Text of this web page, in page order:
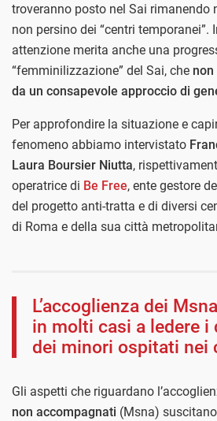
troveranno posto nel Sai rimanendo
non persino dei “centri temporanei”.
attenzione merita anche una
“femminilizzazione” del Sai, che
da un consapevole approccio di
Per approfondire la situazione e
fenomeno abbiamo intervistato
Laura Boursier Niutta,
operatrice di Be Free, ente gestore
del progetto anti-tratta e di diversi
di Roma e della sua città
L’accoglienza dei
in molti casi a ledere i
dei minori ospitati nei
Gli aspetti che riguardano
non accompagnati (Msna)